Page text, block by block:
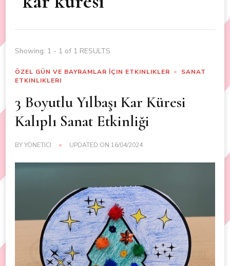
Showing: 1 - 1 of 1 RESULTS
ÖZEL GÜN VE BAYRAMLAR İÇIN ETKINLIKLER
SANAT
ETKINLIKLERI
3 Boyutlu Yılbaşı Kar Küresi
Kalıplı Sanat Etkinliği
BYYÖNETICI UPDATED ON 16/04/2024